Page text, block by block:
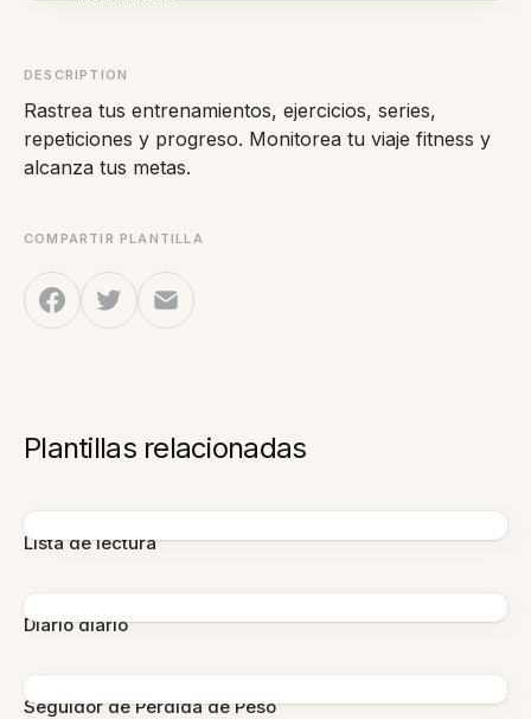
DESCRIPTION
Rastrea tus entrenamientos, ejercicios, series,
repeticiones y progreso. Monitorea tu viaje fitness y
alcanza tus metas.
COMPARTIR PLANTILLA
Plantillas relacionadas
Lista de lectura
Diario diario
Seguidor de Pérdida de Peso